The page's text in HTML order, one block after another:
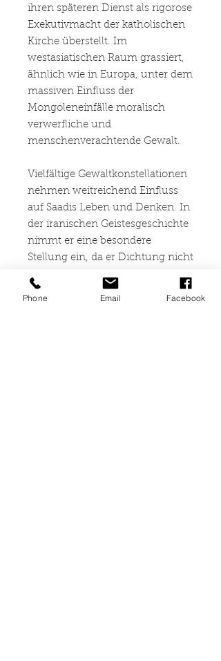
ihren späteren Dienst als rigorose
Exekutivmacht der katholischen
Kirche überstellt. Im
westasiatischen Raum grassiert,
ähnlich wie in Europa, unter dem
massiven Einfluss der
Mongoleneinfälle moralisch
verwerfliche und
menschenverachtende Gewalt.
Vielfältige Gewaltkonstellationen
nehmen weitreichend Einfluss
auf Saadis Leben und Denken. In
der iranischen Geistesgeschichte
nimmt er eine besondere
Stellung ein, da er Dichtung nicht
dramatisches Kunsthandwerk
Phone Email Facebook